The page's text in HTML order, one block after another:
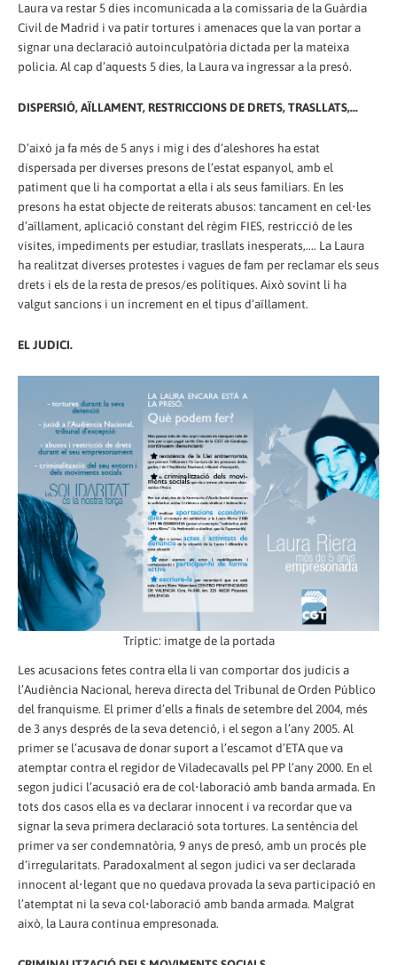
Laura va restar 5 dies incomunicada a la comissaria de la Guàrdia
Civil de Madrid i va patir tortures i amenaces que la van portar a
signar una declaració autoinculpatòria dictada per la mateixa
policia. Al cap d’aquests 5 dies, la Laura va ingressar a la presó.
DISPERSIÓ, AÏLLAMENT, RESTRICCIONS DE DRETS, TRASLLATS,...
D’això ja fa més de 5 anys i mig i des d’aleshores ha estat
dispersada per diverses presons de l’estat espanyol, amb el
patiment que li ha comportat a ella i als seus familiars. En les
presons ha estat objecte de reiterats abusos: tancament en cel•les
d’aïllament, aplicació constant del règim FIES, restricció de les
visites, impediments per estudiar, trasllats inesperats,.... La Laura
ha realitzat diverses protestes i vagues de fam per reclamar els seus
drets i els de la resta de presos/es polítiques. Això sovint li ha
valgut sancions i un increment en el tipus d’aïllament.
EL JUDICI.
Tríptic: imatge de la portada
Les acusacions fetes contra ella li van comportar dos judicis a
l’Audiència Nacional, hereva directa del Tribunal de Orden Público
del franquisme. El primer d’ells a finals de setembre del 2004, més
de 3 anys després de la seva detenció, i el segon a l’any 2005. Al
primer se l’acusava de donar suport a l’escamot d’ETA que va
atemptar contra el regidor de Viladecavalls pel PP l’any 2000. En el
segon judici l’acusació era de col•laboració amb banda armada. En
tots dos casos ella es va declarar innocent i va recordar que va
signar la seva primera declaració sota tortures. La sentència del
primer va ser condemnatòria, 9 anys de presó, amb un procés ple
d’irregularitats. Paradoxalment al segon judici va ser declarada
innocent al•legant que no quedava provada la seva participació en
l’atemptat ni la seva col•laboració amb banda armada. Malgrat
això, la Laura continua empresonada.